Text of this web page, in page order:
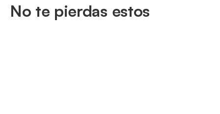
No te pierdas estos